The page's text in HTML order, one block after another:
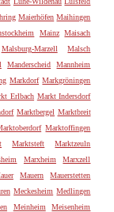
Maierhöfen Maihingen
Mainz Maisach
Malsburg-Marzell
Malsch
Manderscheid
Mannheim
Markdorf Markgröningen
Erlbach Markt Indersdorf
Marktbergel Marktbreit
Marktoffingen
Marktsteft
Marktzeuln
Marxheim
Marxzell
Mauern
Mauerstetten
Meckesheim Medlingen
Meinheim
Meisenheim